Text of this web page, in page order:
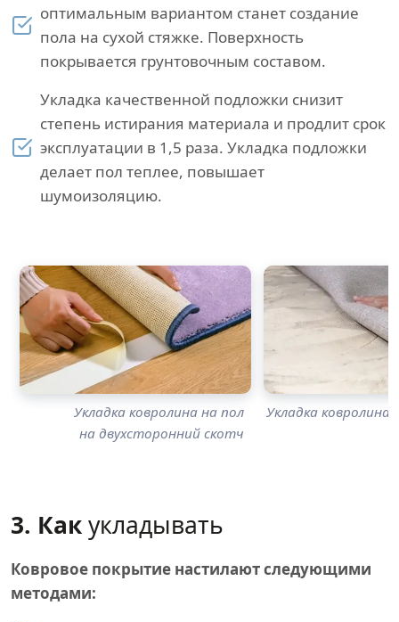
оптимальным вариантом станет создание
пола на сухой стяжке. Поверхность
покрывается грунтовочным составом.
Укладка качественной подложки снизит
степень истирания материала и продлит срок
эксплуатации в 1,5 раза. Укладка подложки
делает пол теплее, повышает
шумоизоляцию.
Укладка ковролина на пол
на двухсторонний скотч
Укладка ковролина
3. Какукладывать
Ковровое покрытие настилают следующими
методами: